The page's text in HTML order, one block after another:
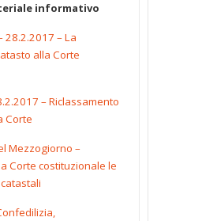
informativo
28.2.2017 – La
alla Corte
– Riclassamento
Corte
Mezzogiorno –
Corte costituzionale le